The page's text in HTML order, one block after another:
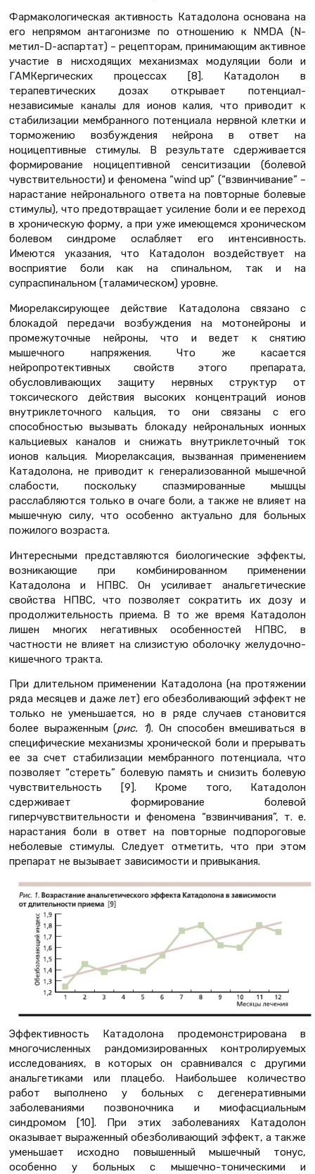
Фармакологическая активность Катадолона основана на
его непрямом антагонизме по отношению к NMDA (N-
метил-D-аспартат) – рецепторам, принимающим активное
участие в нисходящих механизмах модуляции боли и
ГАМКергических процессах [8]. Катадолон в
терапевтических дозах открывает потенциал-
независимые каналы для ионов калия, что приводит к
стабилизации мембранного потенциала нервной клетки и
торможению возбуждения нейрона в ответ на
ноцицептивные стимулы. В результате сдерживается
формирование ноцицептивной сенситизации (болевой
чувствительности) и феномена “wind up” (“взвинчивание” –
нарастание нейронального ответа на повторные болевые
стимулы), что предотвращает усиление боли и ее переход
в хроническую форму, а при уже имеющемся хроническом
болевом синдроме ослабляет его интенсивность.
Имеются указания, что Катадолон воздействует на
восприятие боли как на спинальном, так и на
супраспинальном (таламическом) уровне.
Миорелаксирующее действие Катадолона связано с
блокадой передачи возбуждения на мотонейроны и
промежуточные нейроны, что и ведет к снятию
мышечного напряжения. Что же касается
нейропротективных свойств этого препарата,
обусловливающих защиту нервных структур от
токсического действия высоких концентраций ионов
внутриклеточного кальция, то они связаны с его
способностью вызывать блокаду нейрональных ионных
кальциевых каналов и снижать внутриклеточный ток
ионов кальция. Миорелаксация, вызванная применением
Катадолона, не приводит к генерализованной мышечной
слабости, поскольку спазмированные мышцы
расслабляются только в очаге боли, а также не влияет на
мышечную силу, что особенно актуально для больных
пожилого возраста.
Интересными представляются биологические эффекты,
возникающие при комбинированном применении
Катадолона и НПВС. Он усиливает анальгетические
свойства НПВС, что позволяет сократить их дозу и
продолжительность приема. В то же время Катадолон
лишен многих негативных особенностей НПВС, в
частности не влияет на слизистую оболочку желудочно-
кишечного тракта.
При длительном применении Катадолона (на протяжении
ряда месяцев и даже лет) его обезболивающий эффект не
только не уменьшается, но в ряде случаев становится
более выраженным (рис. 1). Он способен вмешиваться в
специфические механизмы хронической боли и прерывать
ее за счет стабилизации мембранного потенциала, что
позволяет “стереть” болевую память и снизить болевую
чувствительность [9]. Кроме того, Катадолон
сдерживает формирование болевой
гиперчувствительности и феномена “взвинчивания”, т. е.
нарастания боли в ответ на повторные подпороговые
неболевые стимулы. Следует отметить, что при этом
препарат не вызывает зависимости и привыкания.
Эффективность Катадолона продемонстрирована в
многочисленных рандомизированных контролируемых
исследованиях, в которых он сравнивался с другими
анальгетиками или плацебо. Наибольшее количество
работ выполнено у больных с дегенеративными
заболеваниями позвоночника и миофасциальным
синдромом [10]. При этих заболеваниях Катадолон
оказывает выраженный обезболивающий эффект, а также
уменьшает исходно повышенный мышечный тонус,
особенно у больных с мышечно-тоническими и